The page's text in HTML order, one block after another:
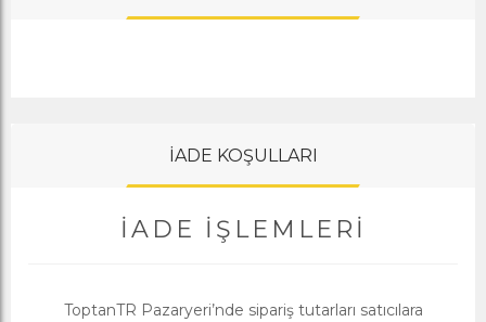
İADE KOŞULLARI
İADE İŞLEMLERI
ToptanTR Pazaryeri’nde sipariş tutarları satıcılara